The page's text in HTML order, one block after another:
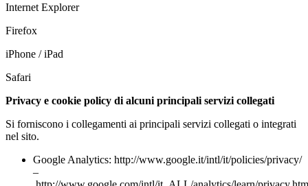
Internet Explorer
Firefox
iPhone / iPad
Safari
Privacy e cookie policy di alcuni principali servizi collegati
Si forniscono i collegamenti ai principali servizi collegati o integrati
nel sito.
Google Analytics: http://www.google.it/intl/it/policies/privacy/
–